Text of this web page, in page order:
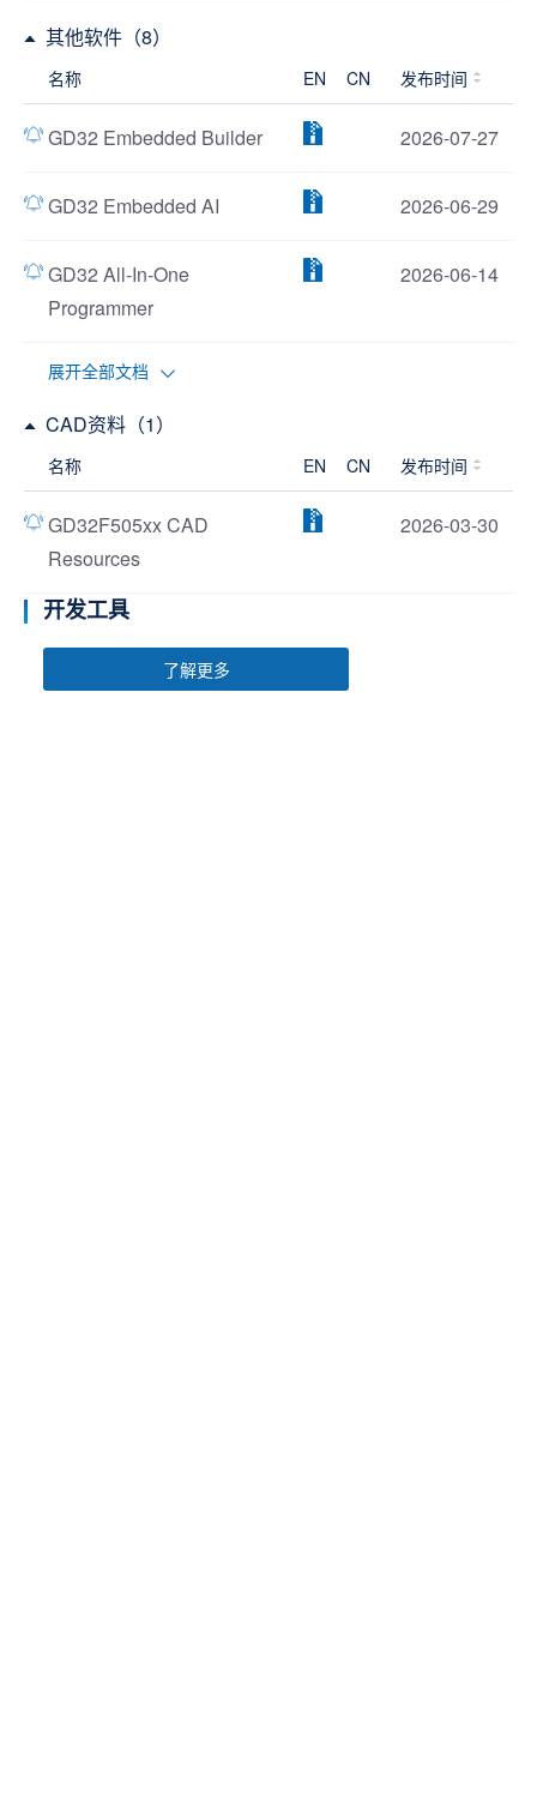
其他软件（8）
名称 EN CN 发布时间
GD32 Embedded Builder 2026-07-27
GD32 Embedded AI 2026-06-29
GD32 All-In-One
Programmer
2026-06-14
展开全部文档
CAD资料（1）
名称 EN CN 发布时间
GD32F505xx CAD
Resources
2026-03-30
开发工具
了解更多